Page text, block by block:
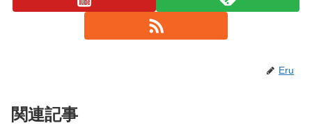
Eru
関連記事